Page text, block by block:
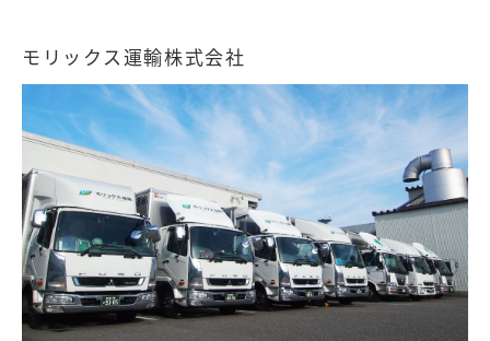
モリックス運輸株式会社